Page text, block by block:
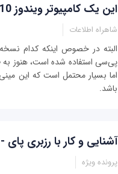
این یک کامپیوتر ویندوز 10 است نه یک شارژر!
شاهراه اطلاعات
البته در خصوص اینکه کدام
پی‌سی استفاده شده است، هنوز
باشد.
آشنایی و کار با رزبری
پرونده ویژه